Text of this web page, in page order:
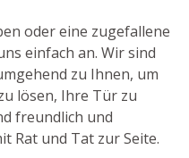
oder eine zugefallene
einfach an. Wir sind
zu Ihnen, um
lösen, Ihre Tür zu
freundlich und
Rat und Tat zur Seite.